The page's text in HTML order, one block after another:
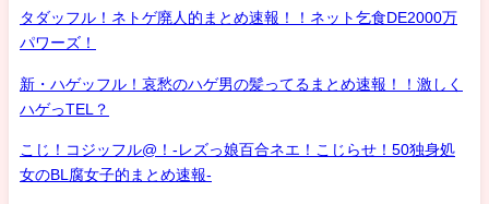
タダッフル！ネトゲ廃人的まとめ速報！！ネット乞食DE2000万
パワーズ！
新・ハゲッフル！哀愁のハゲ男の髪ってるまとめ速報！！激しく
ハゲっTEL？
こじ！コジッフル@！-レズっ娘百合ネエ！こじらせ！50独身処
女のBL腐女子的まとめ速報-